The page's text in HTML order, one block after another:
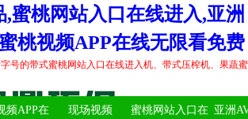
蜜桃网站入口在线进入,亚洲
桃视频APP在线无限看免费
的带式蜜桃网站入口在线进入机、带式压榨机、果
频APP在 现场视频 蜜桃网站入口在 亚洲